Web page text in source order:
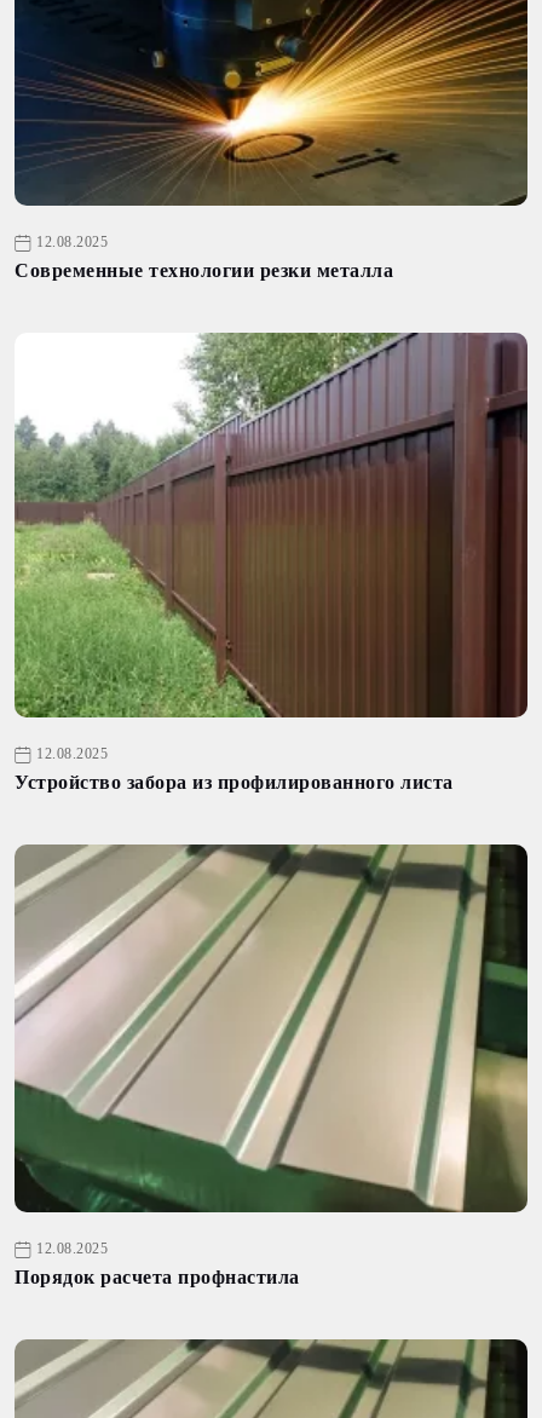
12.08.2025
Современные технологии резки металла
12.08.2025
Устройство забора из профилированного листа
12.08.2025
Порядок расчета профнастила